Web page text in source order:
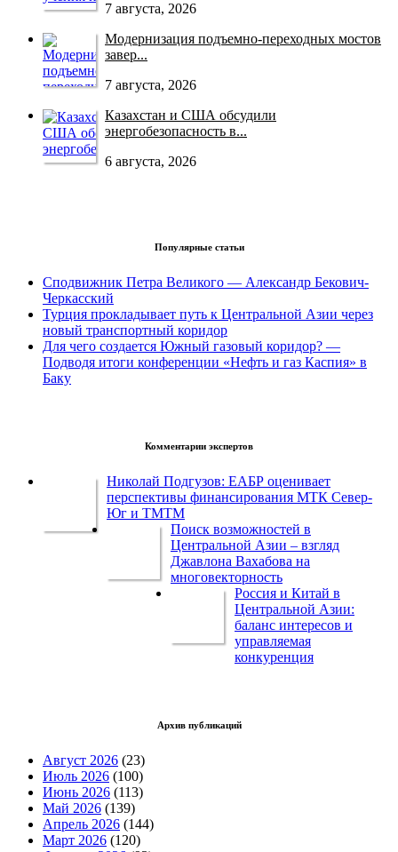
7 августа, 2026
Модернизация подъемно-переходных мостов
завер...
7 августа, 2026
Казахстан и США обсудили
энергобезопасность в...
6 августа, 2026
Популярные статьи
Сподвижник Петра Великого — Александр Бекович-
Черкасский
Турция прокладывает путь к Центральной Азии через
новый транспортный коридор
Для чего создается Южный газовый коридор? —
Подводя итоги конференции «Нефть и газ Каспия» в
Баку
Комментарии экспертов
Николай Подгузов: ЕАБР оценивает
перспективы финансирования МТК Север-
Юг и ТМТМ
Поиск возможностей в
Центральной Азии – взгляд
Джавлона Вахабова на
многовекторность
Россия и Китай в
Центральной Азии:
баланс интересов и
управляемая
конкуренция
Архив публикаций
Август 2026 (23)
Июль 2026 (100)
Июнь 2026 (113)
Май 2026 (139)
Апрель 2026 (144)
Март 2026 (120)